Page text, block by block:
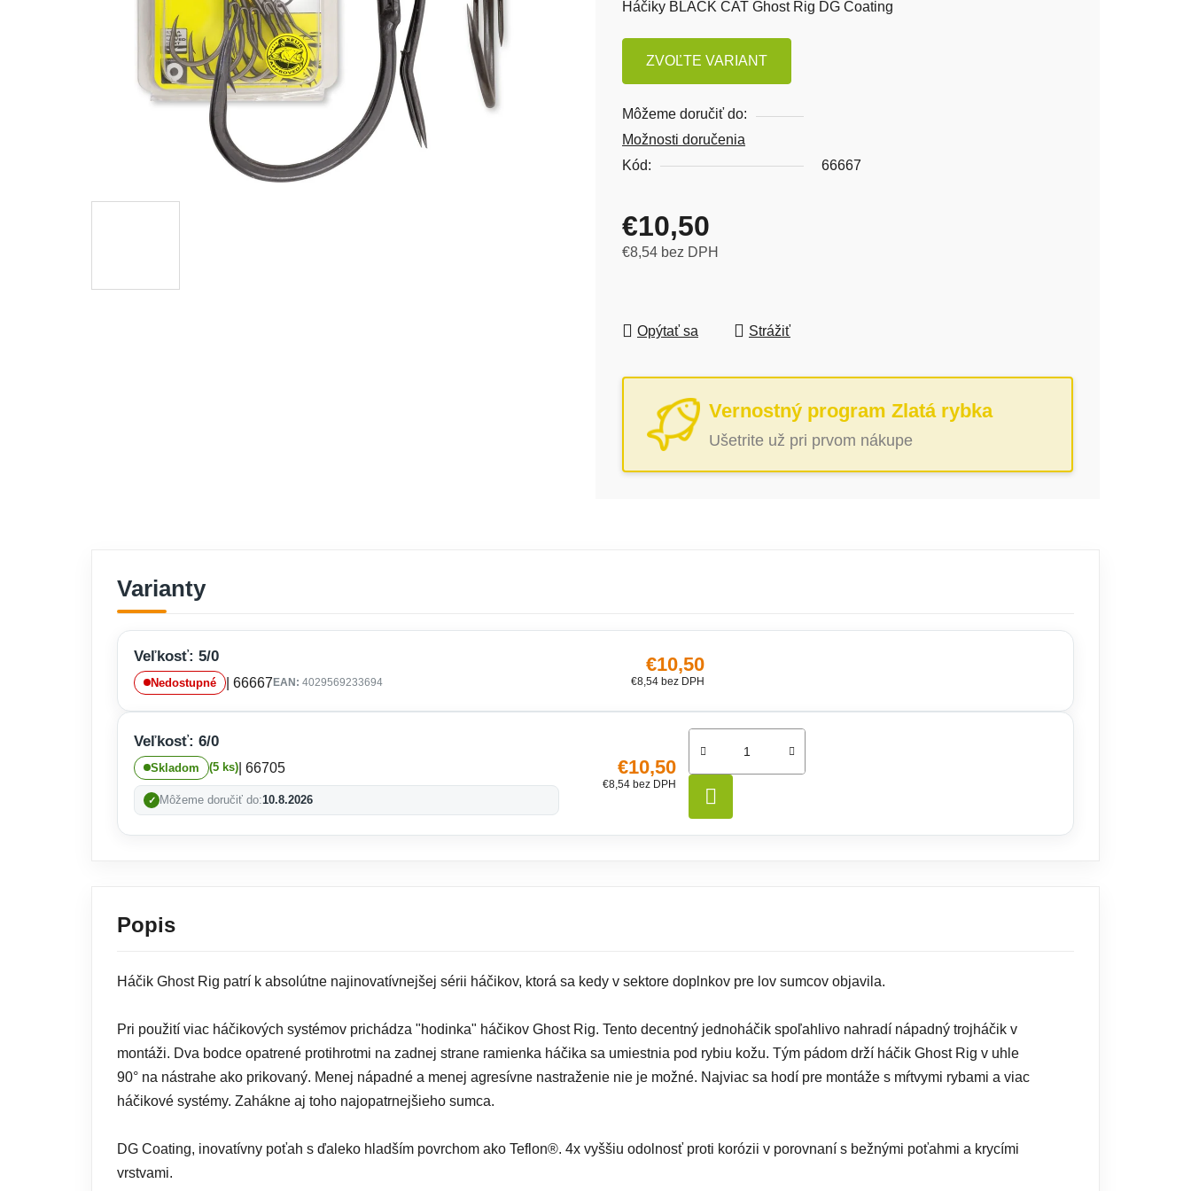
Háčiky BLACK CAT Ghost Rig DG Coating
ZVOĽTE VARIANT
Môžeme doručiť do:
Možnosti doručenia
Kód:
66667
€10,50
€8,54 bez DPH
Opýtať sa Strážiť
Vernostný program Zlatá rybka
Ušetrite už pri prvom nákupe
Varianty
Veľkosť: 5/0
Nedostupné | 66667 EAN: 4029569233694
€10,50
€8,54 bez DPH
Veľkosť: 6/0
Skladom (5 ks) | 66705
Môžeme doručiť do:10.8.2026
€10,50
€8,54 bez DPH
Popis
Háčik Ghost Rig patrí k absolútne najinovatívnejšej sérii háčikov, ktorá sa kedy v sektore doplnkov pre lov sumcov objavila.
Pri použití viac háčikových systémov prichádza "hodinka" háčikov Ghost Rig. Tento decentný jednoháčik spoľahlivo nahradí nápadný trojháčik v
montáži. Dva bodce opatrené protihrotmi na zadnej strane ramienka háčika sa umiestnia pod rybiu kožu. Tým pádom drží háčik Ghost Rig v uhle
90° na nástrahe ako prikovaný. Menej nápadné a menej agresívne nastraženie nie je možné. Najviac sa hodí pre montáže s mŕtvymi rybami a viac
háčikové systémy. Zahákne aj toho najopatrnejšieho sumca.
DG Coating, inovatívny poťah s ďaleko hladším povrchom ako Teflon®. 4x vyššiu odolnosť proti korózii v porovnaní s bežnými poťahmi a krycími
vrstvami.